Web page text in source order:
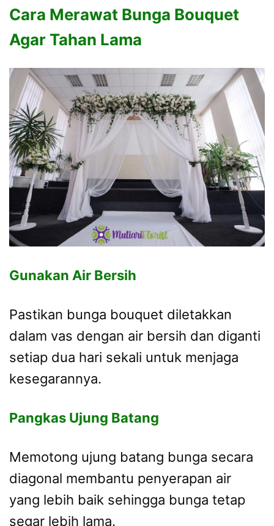
Cara Merawat Bunga Bouquet
Agar Tahan Lama
Gunakan Air Bersih
Pastikan bunga bouquet diletakkan
dalam vas dengan air bersih dan diganti
setiap dua hari sekali untuk menjaga
kesegarannya.
Pangkas Ujung Batang
Memotong ujung batang bunga secara
diagonal membantu penyerapan air
yang lebih baik sehingga bunga tetap
segar lebih lama.